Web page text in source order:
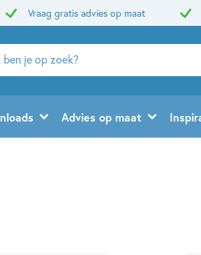
Vraag gratis advies op maat
Advies op maat